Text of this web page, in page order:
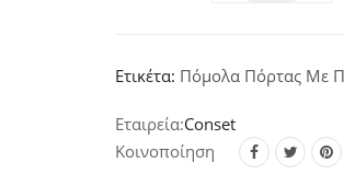
Χρυσό-
Ματ
quantity
Ετικέτα: Πόμολα Πόρτας Με
Conset
Κοινοποίηση